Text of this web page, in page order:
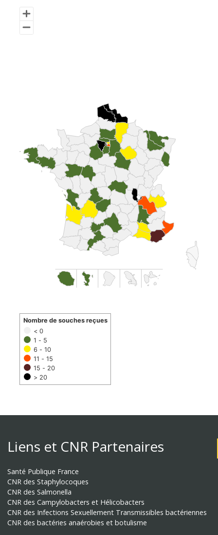
< 0
1 - 5
6 - 10
11 - 15
15 - 20
> 20
Nombre de souches reçues
Liens et CNR Partenaires
Santé Publique France
CNR des Staphylocoques
CNR des Salmonella
CNR des Campylobacters et Hélicobacters
CNR des Infections Sexuellement Transmissibles bactériennes
CNR des bactéries anaérobies et botulisme